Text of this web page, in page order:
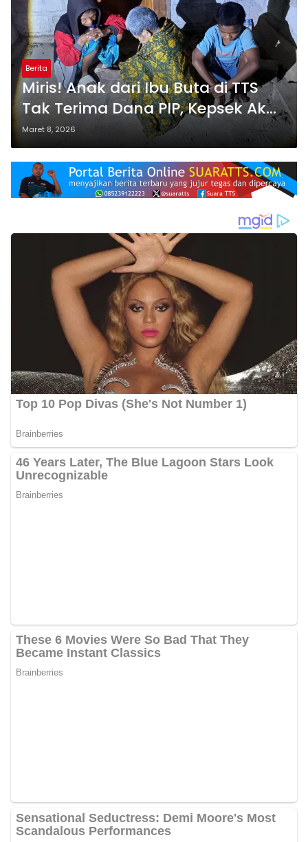
Berita
Miris! Anak dari Ibu Buta di TTS
Tak Terima Dana PIP, Kepsek Akui
Potong Bantuan Siswa
Maret 8, 2026